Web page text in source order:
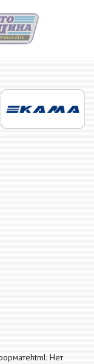
Нет